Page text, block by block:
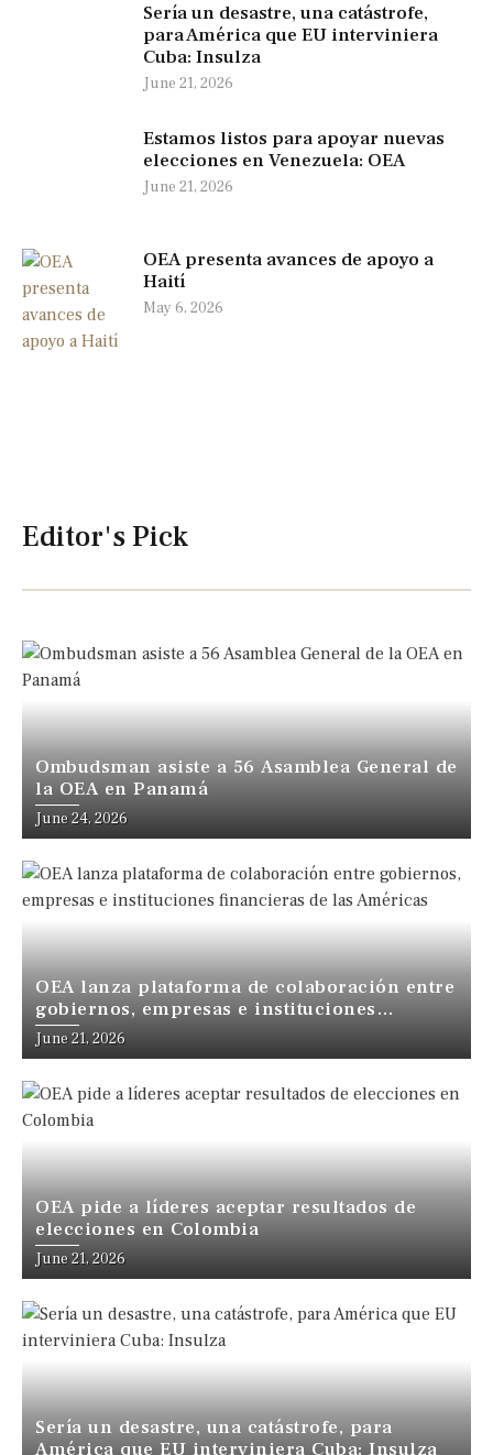
Sería un desastre, una catástrofe,
para América que EU interviniera
Cuba: Insulza
June 21, 2026
Estamos listos para apoyar nuevas
elecciones en Venezuela: OEA
June 21, 2026
OEA presenta avances de apoyo a
Haití
May 6, 2026
Editor's Pick
Ombudsman asiste a 56 Asamblea General de
la OEA en Panamá
June 24, 2026
OEA lanza plataforma de colaboración entre
gobiernos, empresas e instituciones
financieras de las Américas
June 21, 2026
OEA pide a líderes aceptar resultados de
elecciones en Colombia
June 21, 2026
Sería un desastre, una catástrofe, para
América que EU interviniera Cuba: Insulza